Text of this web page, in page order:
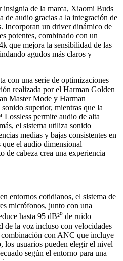
insignia de la marca, Xiaomi Buds
de audio gracias a la integración de
Incorporan un driver dinámico de
potentes, combinado con un
que mejora la sensibilidad de las
agudos más claros y
con una serie de optimizaciones
realizada por el Harman Golden
Master Mode y Harman
superior, mientras que la
permite audio de alta
el sistema utiliza sonido
medias y bajas consistentes en
el audio dimensional
de cabeza crea una experiencia
entornos cotidianos, el sistema de
micrófonos, junto con una
hasta 95 dB²⁰ de ruido
de la voz incluso con velocidades
combinación con ANC que incluye
los usuarios pueden elegir el nivel
según el entorno para una